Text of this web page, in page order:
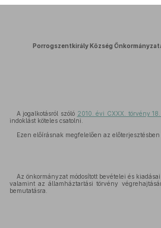
Porrogszentkirály Község
A jogalkotásról szóló 2010. évi CXXX. törvény
indoklást köteles csatolni.
Ezen előírásnak megfelelően az
Az önkormányzat módosított bevételei és
valamint az államháztartási törvény
bemutatásra.